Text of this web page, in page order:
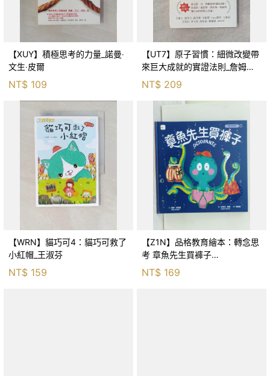
【XUY】積極思考的力量_諾曼‧
文生‧皮爾
NT$ 109
【UT7】原子習慣：細微改變帶
來巨大成就的實證法則_詹姆斯‧
克利爾, 蔡世偉
NT$ 209
【WRN】貓巧可4：貓巧可救了
小紅帽_王淑芬
NT$ 159
【Z1N】品格教育繪本：轉念思
考 章魚先生買褲子
(Octopants)_蘇西‧西尼爾, 黃筱
NT$ 169